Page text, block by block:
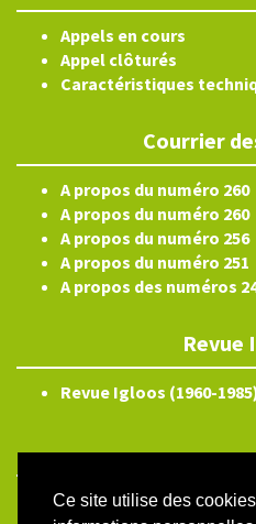
Ce site utilise des
Appels en cours
Appel clôturés
Caractéristiques
Courrier
A propos du numéro 260
A propos du numéro 260
A propos du numéro 256
A propos du numéro 251
A propos des numéros
Revue
Revue Igloos (1960-
ISSN